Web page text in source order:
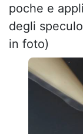
poche e
degli
in foto)